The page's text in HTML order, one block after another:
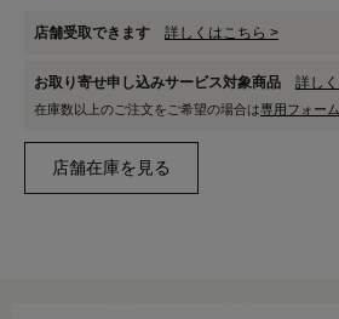
店舗受取できます 詳しくはこちら >
お取り寄せ申し込みサービス対象商品 詳し
在庫数以上のご注文をご希望の場合は専用フォーム